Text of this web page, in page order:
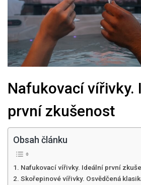
Nafukovací vířivky.
první zkušenost
Obsah článku
Nafukovací vířivky. Ideální první
Skořepinové vířivky. Osvědčená